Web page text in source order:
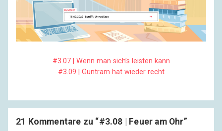
#3.07 | Wenn man sich’s leisten kann
#3.09 | Guntram hat wieder recht
21 Kommentare zu “#3.08 | Feuer am Ohr”